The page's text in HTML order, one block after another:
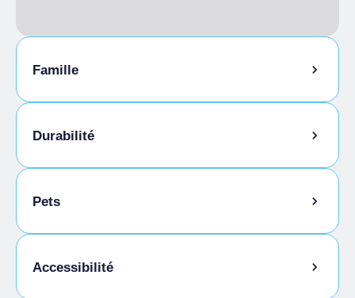
Famille
Garde d'enfants
Durabilité
Local à vélos
Pets
Animaux autorisés en laisse
Accessibilité